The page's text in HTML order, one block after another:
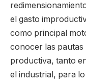
el gasto
como principal
conocer las pautas
productiva, tanto
el industrial, para